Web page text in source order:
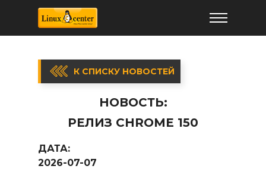
К СПИСКУ НОВОСТЕЙ
НОВОСТЬ:
РЕЛИЗ CHROME 150
ДАТА:
2026-07-07